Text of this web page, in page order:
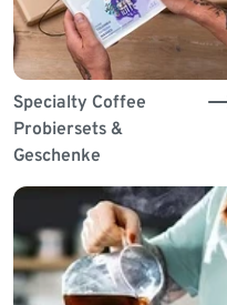
Specialty Coffee
Probiersets &
Geschenke